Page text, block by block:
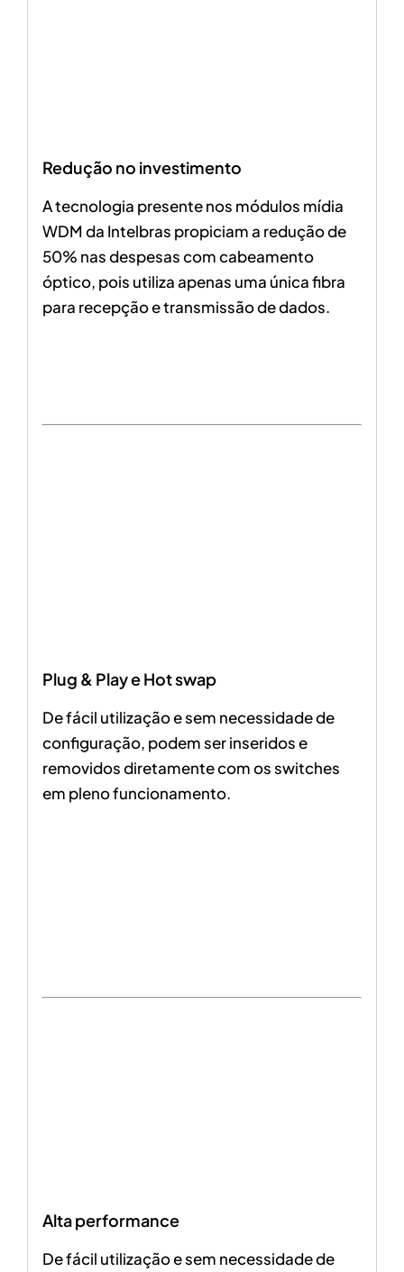
Redução no investimento
A tecnologia presente nos módulos mídia
WDM da Intelbras propiciam a redução de
50% nas despesas com cabeamento
óptico, pois utiliza apenas uma única fibra
para recepção e transmissão de dados.
Plug & Play e Hot swap
De fácil utilização e sem necessidade de
configuração, podem ser inseridos e
removidos diretamente com os switches
em pleno funcionamento.
Alta performance
De fácil utilização e sem necessidade de